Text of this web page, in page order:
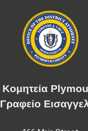
Κομητεία
Γραφείο